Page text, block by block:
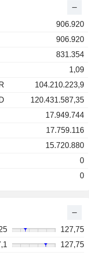
906.920
906.920
831.354
1,09
104.210.223,9
120.431.587,35
17.949.744
17.759.116
15.720.880
0
0
127,75
127,75